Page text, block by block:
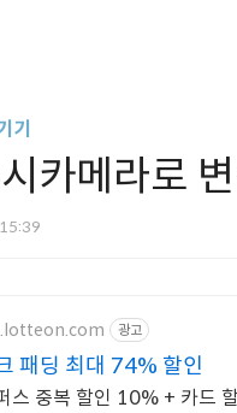
기
카메라로
광고
패딩 최대 74% 할인
스 중복 할인 10% + 카드